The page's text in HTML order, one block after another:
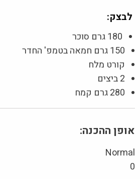
לבצק:
180 גרם סוכר
150 גרם חמאה בטמפ' החדר
קורט מלח
2 ביצים
280 גרם קמח
אופן ההכנה:
Normal
0